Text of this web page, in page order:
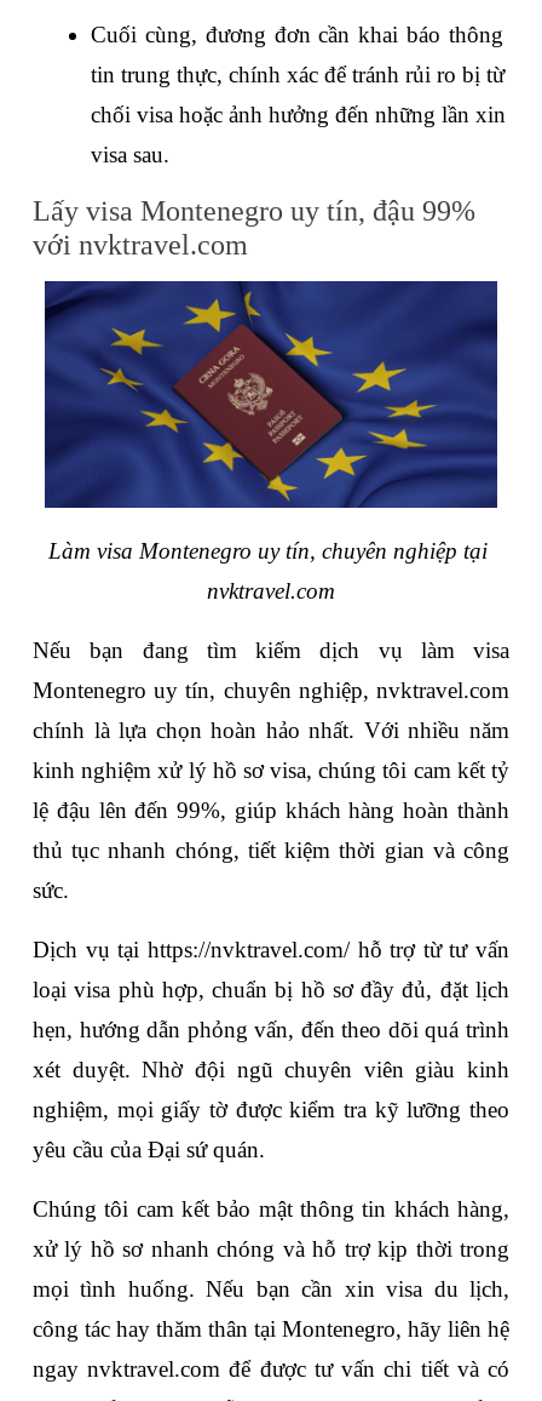
Cuối cùng, đương đơn cần khai báo thông
tin trung thực, chính xác để tránh rủi ro bị từ
chối visa hoặc ảnh hưởng đến những lần xin
visa sau.
Lấy visa Montenegro uy tín, đậu 99%
với nvktravel.com
Làm visa Montenegro uy tín, chuyên nghiệp tại
nvktravel.com
Nếu bạn đang tìm kiếm dịch vụ làm visa
Montenegro uy tín, chuyên nghiệp, nvktravel.com
chính là lựa chọn hoàn hảo nhất. Với nhiều năm
kinh nghiệm xử lý hồ sơ visa, chúng tôi cam kết tỷ
lệ đậu lên đến 99%, giúp khách hàng hoàn thành
thủ tục nhanh chóng, tiết kiệm thời gian và công
sức.
Dịch vụ tại https://nvktravel.com/ hỗ trợ từ tư vấn
loại visa phù hợp, chuẩn bị hồ sơ đầy đủ, đặt lịch
hẹn, hướng dẫn phỏng vấn, đến theo dõi quá trình
xét duyệt. Nhờ đội ngũ chuyên viên giàu kinh
nghiệm, mọi giấy tờ được kiểm tra kỹ lưỡng theo
yêu cầu của Đại sứ quán.
Chúng tôi cam kết bảo mật thông tin khách hàng,
xử lý hồ sơ nhanh chóng và hỗ trợ kịp thời trong
mọi tình huống. Nếu bạn cần xin visa du lịch,
công tác hay thăm thân tại Montenegro, hãy liên hệ
ngay nvktravel.com để được tư vấn chi tiết và có